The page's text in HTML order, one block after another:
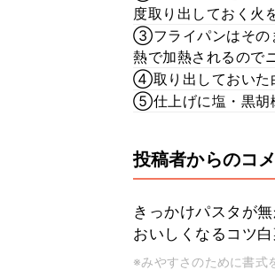
度取り出しておく火
➂フライパンはその
熱で加熱されるので
④取り出しておいた
⑤仕上げに塩・黒胡
投稿者からのコ
きっかけパスタが
おいしくなるコツ
※みやすさのために書式